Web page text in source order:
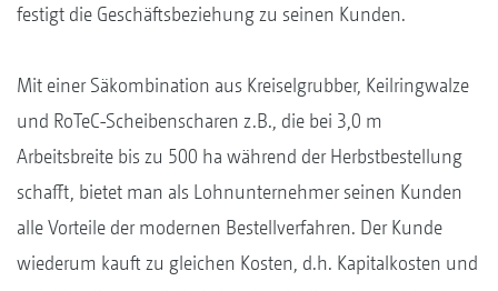
festigt die Geschäftsbeziehung zu seinen Kunden.
Mit einer Säkombination aus Kreiselgrubber, Keilringwalze
und RoTeC-Scheibenscharen z.B., die bei 3,0 m
Arbeitsbreite bis zu 500 ha während der Herbstbestellung
schafft, bietet man als Lohnunternehmer seinen Kunden
alle Vorteile der modernen Bestellverfahren. Der Kunde
wiederum kauft zu gleichen Kosten, d.h. Kapitalkosten und